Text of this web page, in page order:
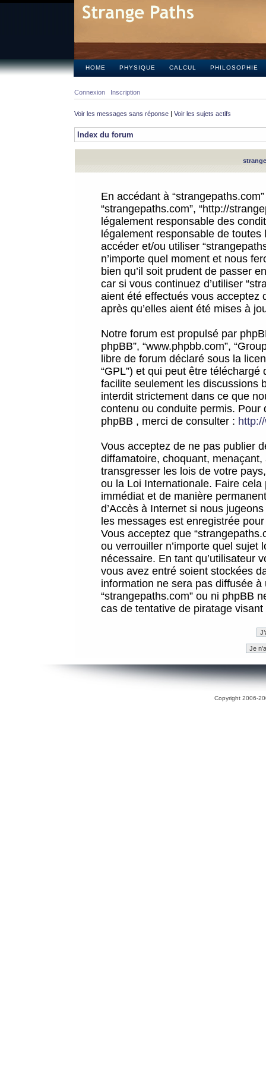
HOME PHYSIQUE CALCUL PHILOSOPHIE
Connexion Inscription
Voir les messages sans réponse | Voir les sujets actifs
Index du forum
En accédant à
“strangepaths.com”, “http://
légalement responsable des
légalement responsable de
accéder et/ou utiliser
n’importe quel moment et nous
bien qu’il soit prudent de passer
car si vous continuez d’utiliser
aient été effectués vous acceptez
après qu’elles aient été mises à
Notre forum est propulsé par
phpBB”, “www.phpbb.com”,
libre de forum déclaré sous la
“GPL”) et qui peut être téléchargé
facilite seulement les discussions
interdit strictement dans ce que
contenu ou conduite permis.
phpBB , merci de consulter :
Vous acceptez de ne pas publier
diffamatoire, choquant,
transgresser les lois de votre
ou la Loi Internationale. Faire
immédiat et de manière
d’Accès à Internet si nous
les messages est enregistrée
Vous acceptez que
ou verrouiller n’importe quel sujet
nécessaire. En tant qu’utilisateur
vous avez entré soient stockées
information ne sera pas diffusée
“strangepaths.com” ou ni phpBB
cas de tentative de piratage
Copyright 2006-